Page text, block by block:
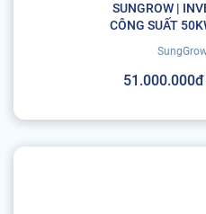
SUNGROW |
CÔNG SUẤT
51.000.000đ